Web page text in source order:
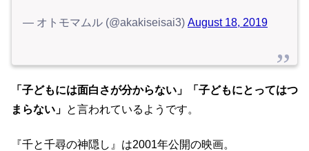
— オトモマムル (@akakiseisai3) August 18, 2019
「子どもには面白さが分からない」「子どもにとってはつ
まらない」 と言われているようです。
『千と千尋の神隠し』は2001年公開の映画。